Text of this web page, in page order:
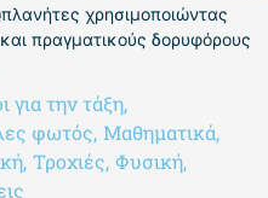
χρησιμοποιώντας
πραγματικούς δορυφόρους
για την τάξη,
φωτός, Μαθηματικά,
, Τροχιές, Φυσική,